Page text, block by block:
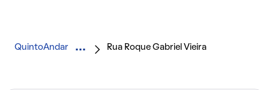
QuintoAndar Rua Roque Gabriel Vieira